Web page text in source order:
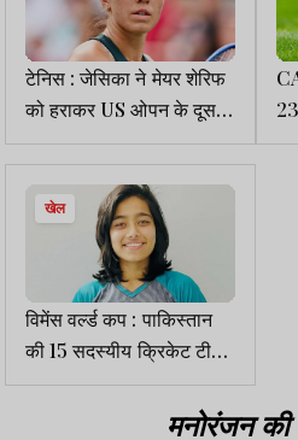
टेनिस : जेसिका ने मेयर शेरिफ
को हराकर US ओपन के दूसरे
दौर में किया प्रवेश
खेल
विमेंस वर्ल्ड कप : पाकिस्तान
की 15 सदस्यीय क्रिकेट टीम
का ऐलान, फातिमा सना कप्तान
मनोरंजन